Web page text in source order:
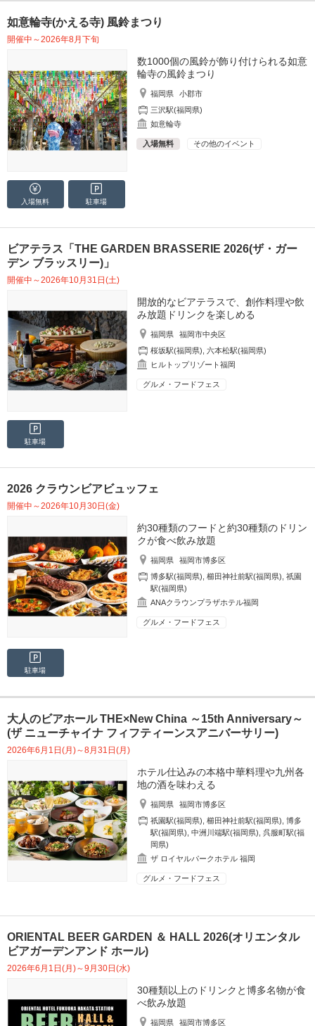
如意輪寺(かえる寺) 風鈴まつり
開催中～2026年8月下旬
数1000個の風鈴が飾り付けられる如意
輪寺の風鈴まつり
福岡県
小郡市
三沢駅(福岡県)
如意輪寺
入場無料 その他のイベント
入場無料 駐車場
ビアテラス「THE GARDEN BRASSERIE 2026(ザ・ガー
デン ブラッスリー)」
開催中～2026年10月31日(土)
開放的なビアテラスで、創作料理や飲
み放題ドリンクを楽しめる
福岡県
福岡市中央区
桜坂駅(福岡県) ,六本松駅(福岡県)
ヒルトップリゾート福岡
グルメ・フードフェス
駐車場
2026 クラウンビアビュッフェ
開催中～2026年10月30日(金)
約30種類のフードと約30種類のドリン
クが食べ飲み放題
福岡県
福岡市博多区
博多駅(福岡県) ,櫛田神社前駅(福岡県) ,祇園
駅(福岡県)
ANAクラウンプラザホテル福岡
グルメ・フードフェス
駐車場
大人のビアホール THE×New China ～15th Anniversary～
(ザ ニューチャイナ フィフティーンスアニバーサリー)
2026年6月1日(月)～8月31日(月)
ホテル仕込みの本格中華料理や九州各
地の酒を味わえる
福岡県
福岡市博多区
祇園駅(福岡県) ,櫛田神社前駅(福岡県) ,博多
駅(福岡県) ,中洲川端駅(福岡県) ,呉服町駅(福
岡県)
ザ ロイヤルパークホテル 福岡
グルメ・フードフェス
ORIENTAL BEER GARDEN ＆ HALL 2026(オリエンタル
ビアガーデンアンド ホール)
2026年6月1日(月)～9月30日(水)
30種類以上のドリンクと博多名物が食
べ飲み放題
福岡県 福岡市博多区